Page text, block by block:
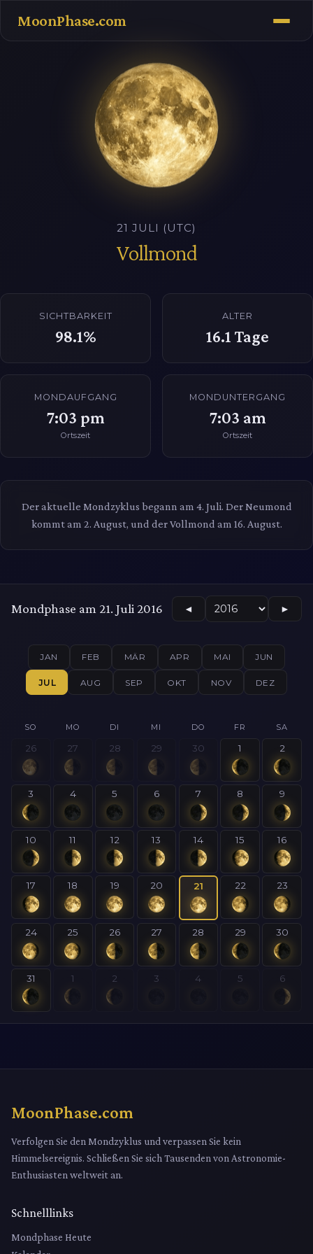
MoonPhase.com
21 JULI (UTC)
Vollmond
SICHTBARKEIT
98.1%
ALTER
16.1 Tage
MONDAUFGANG
7:03 pm
Ortszeit
MONDUNTERGANG
7:03 am
Ortszeit
Der aktuelle Mondzyklus begann am 4. Juli. Der Neumond
kommt am 2. August, und der Vollmond am 16. August.
Mondphase am 21. Juli 2016 ◄ ►
JAN FEB MÄR APR MAI JUN
JUL AUG SEP OKT NOV DEZ
SO MO DI MI DO FR SA
26 27 28 29 30 1 2
3 4 5 6 7 8 9
10 11 12 13 14 15 16
17 18 19 20 21 22 23
24 25 26 27 28 29 30
31 1 2 3 4 5 6
MoonPhase.com
Verfolgen Sie den Mondzyklus und verpassen Sie kein
Himmelsereignis. Schließen Sie sich Tausenden von Astronomie-
Enthusiasten weltweit an.
Schnelllinks
Mondphase Heute